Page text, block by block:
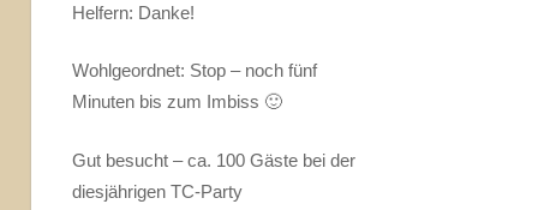
Helfern: Danke!
Wohlgeordnet: Stop – noch fünf
Minuten bis zum Imbiss 🙂
Gut besucht – ca. 100 Gäste bei der
diesjährigen TC-Party